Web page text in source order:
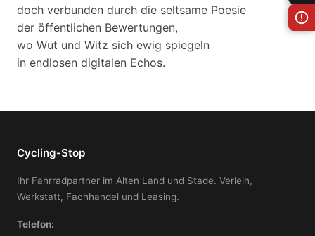
doch verbunden durch die seltsame Poesie
der öffentlichen Bewertungen,
wo Wut und Witz sich ewig spiegeln
in endlosen digitalen Echos.
Cycling-Stop
Ihr Fahrradpartner im Alten Land und Stade. Verleih,
Werkstatt, Fachhandel und Leasing.
Telefon: